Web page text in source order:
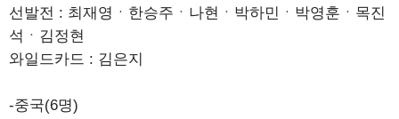
선발전 : 최재영ㆍ한승주ㆍ나현ㆍ박하민ㆍ박영훈ㆍ목진
석ㆍ김정현
와일드카드 : 김은지
-중국(6명)